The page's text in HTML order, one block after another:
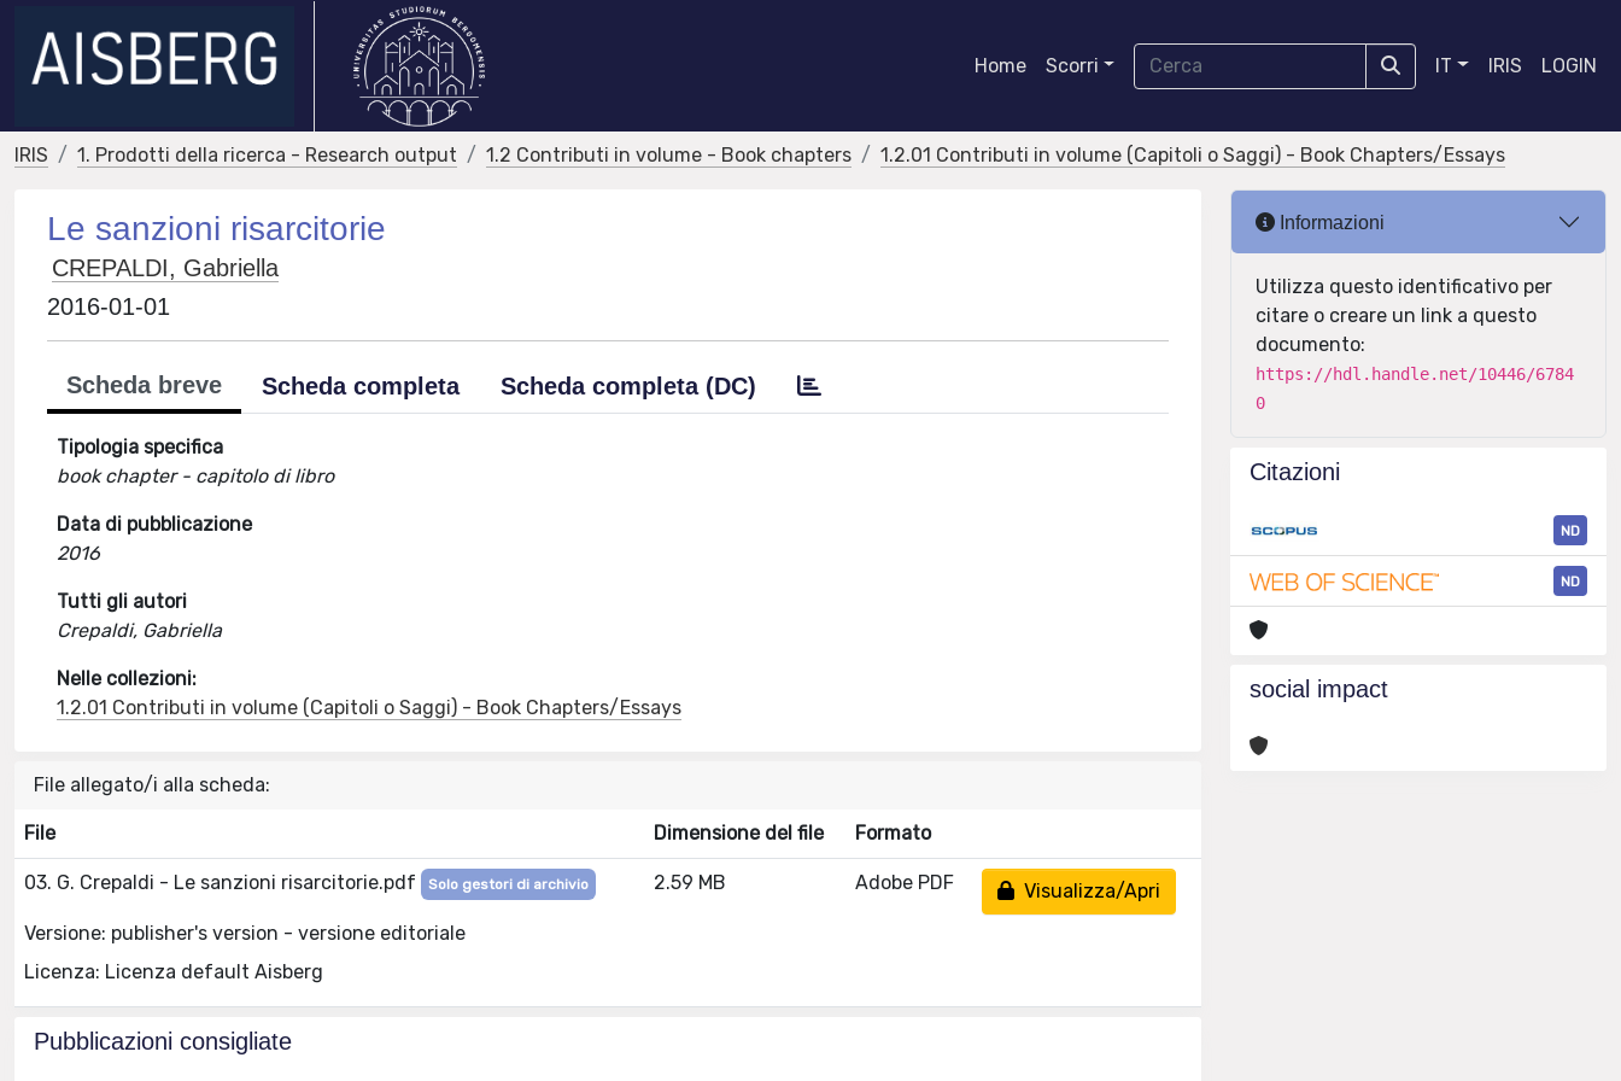
Home Scorri IT IRIS LOGIN
IRIS 1. Prodotti della ricerca - Research output 1.2 Contributi in volume - Book chapters 1.2.01 Contributi in volume (Capitoli o Saggi) - Book Chapters/Essays
Le sanzioni risarcitorie
CREPALDI, Gabriella
2016-01-01
Scheda breve Scheda completa Scheda completa (DC)
Tipologia specifica
book chapter - capitolo di libro
Data di pubblicazione
2016
Tutti gli autori
Crepaldi, Gabriella
Nelle collezioni:
1.2.01 Contributi in volume (Capitoli o Saggi) - Book Chapters/Essays
File allegato/i alla scheda:
File Dimensione del file Formato
03. G. Crepaldi - Le sanzioni risarcitorie.pdf Solo gestori di archivio
Versione: publisher's version - versione editoriale
Licenza: Licenza default Aisberg
2.59 MB Adobe PDF Visualizza/Apri
Pubblicazioni consigliate
Informazioni
Utilizza questo identificativo per
citare o creare un link a questo
documento:
https://hdl.handle.net/10446/6784
0
Citazioni
ND
ND
social impact